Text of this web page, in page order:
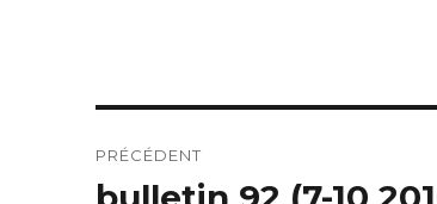
de
PRÉCÉDENT
Article